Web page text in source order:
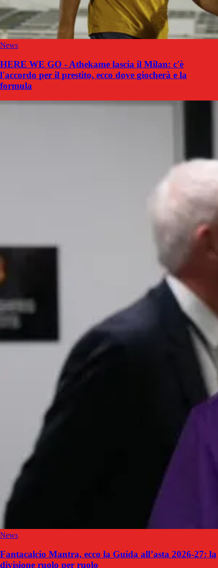
News
HERE WE GO - Athekame lascia il Milan: c'è
l'accordo per il prestito, ecco dove giocherà e la
formula
News
Fantacalcio Mantra, ecco la Guida all’asta 2026-27: la
divisione ruolo per ruolo